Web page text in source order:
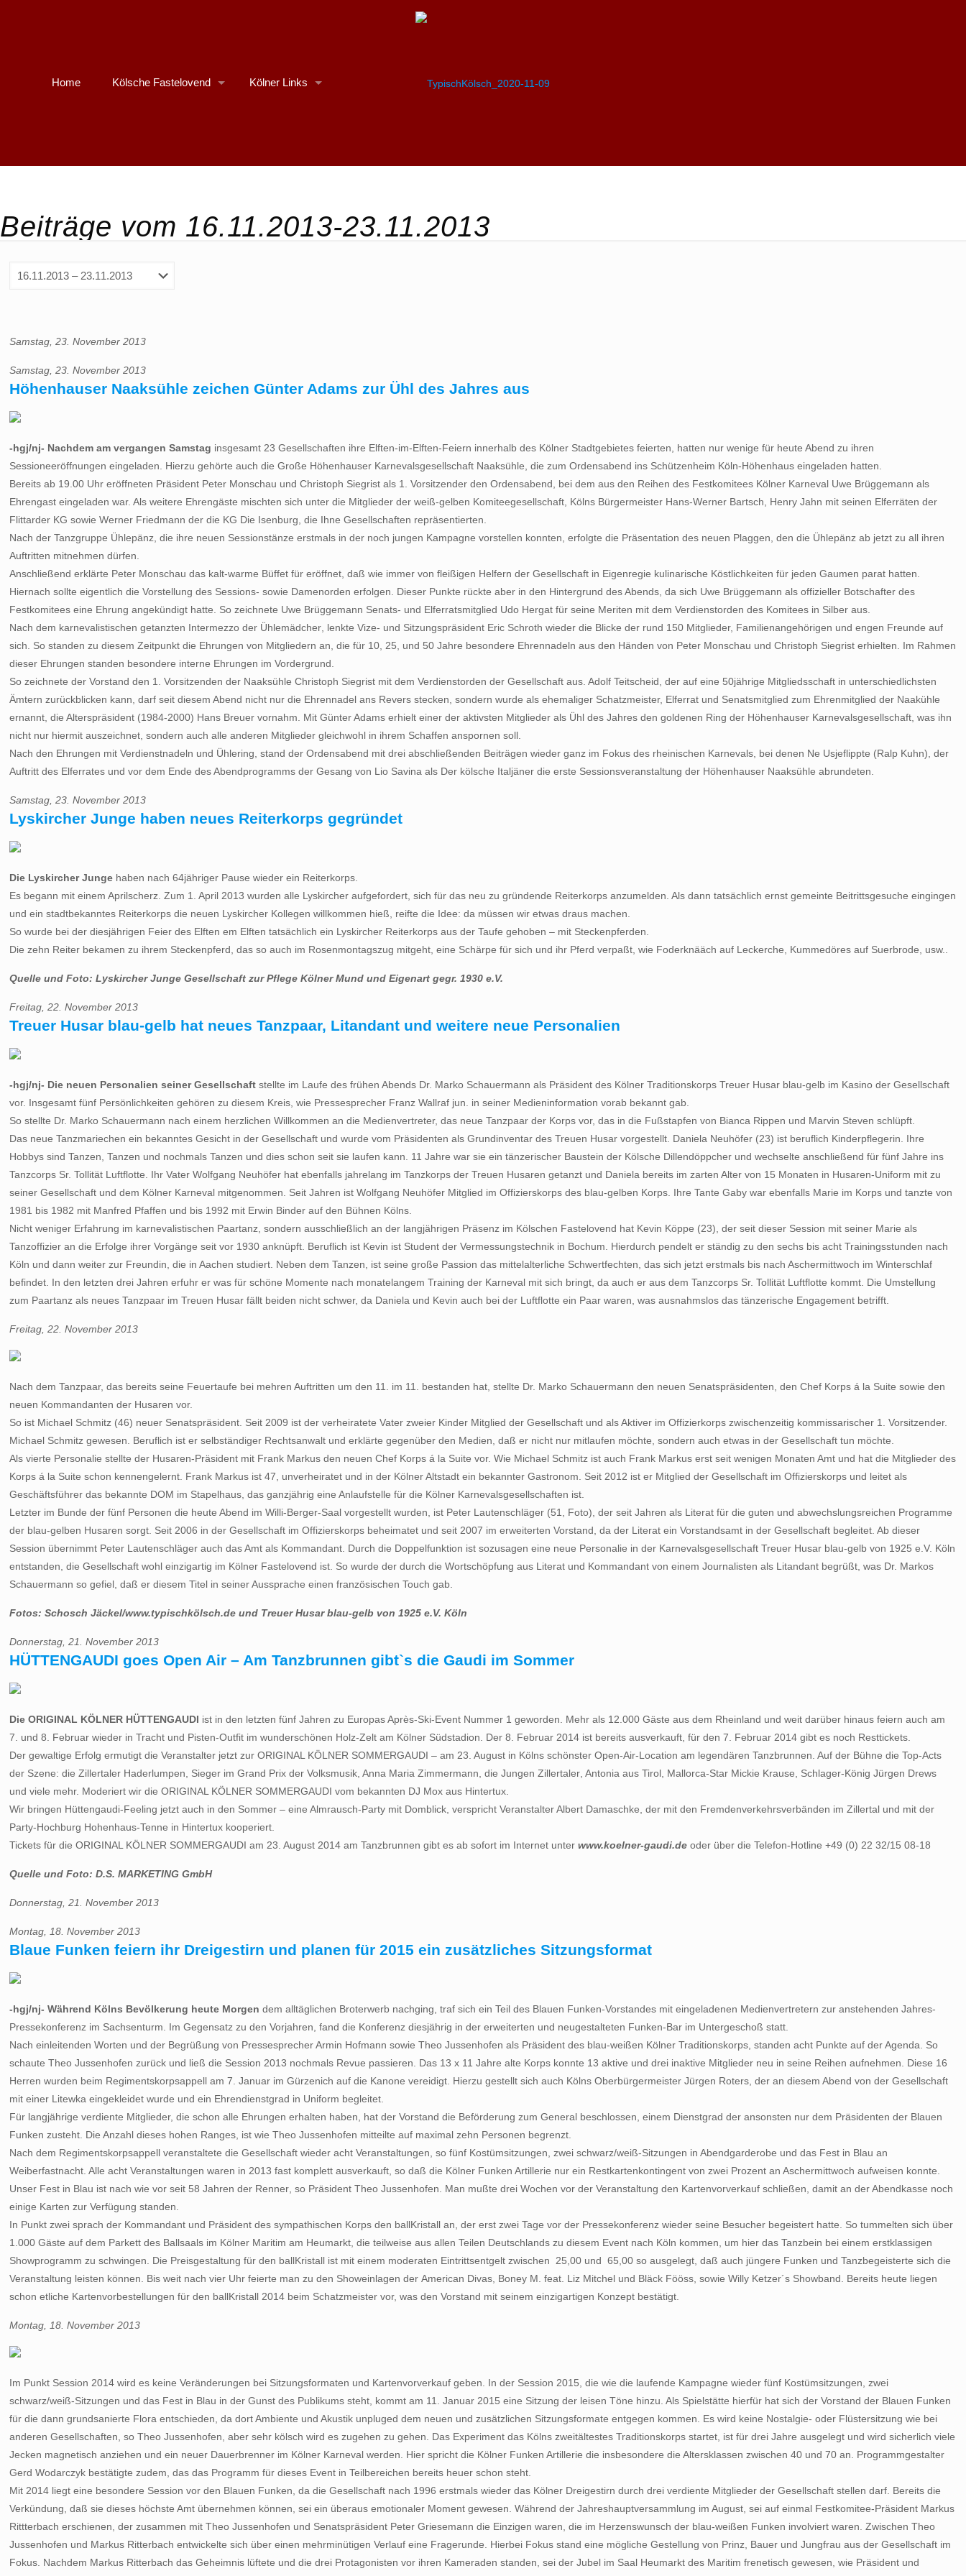
Home Kölsche Fastelovend Kölner Links
Beiträge vom 16.11.2013-23.11.2013
Samstag, 23. November 2013
Samstag, 23. November 2013
Höhenhauser Naaksühle zeichen Günter Adams zur Ühl des Jahres aus
-hgj/nj- Nachdem am vergangen Samstag insgesamt 23 Gesellschaften ihre Elften-im-Elften-Feiern innerhalb des Kölner Stadtgebietes feierten, hatten nur wenige für heute Abend zu ihren
Sessioneeröffnungen eingeladen. Hierzu gehörte auch die Große Höhenhauser Karnevalsgesellschaft Naaksühle, die zum Ordensabend ins Schützenheim Köln-Höhenhaus eingeladen hatten.
Bereits ab 19.00 Uhr eröffneten Präsident Peter Monschau und Christoph Siegrist als 1. Vorsitzender den Ordensabend, bei dem aus den Reihen des Festkomitees Kölner Karneval Uwe Brüggemann als
Ehrengast eingeladen war. Als weitere Ehrengäste mischten sich unter die Mitglieder der weiß-gelben Komiteegesellschaft, Kölns Bürgermeister Hans-Werner Bartsch, Henry Jahn mit seinen Elferräten der
Flittarder KG sowie Werner Friedmann der die KG Die Isenburg, die Ihne Gesellschaften repräsentierten.
Nach der Tanzgruppe Ühlepänz, die ihre neuen Sessionstänze erstmals in der noch jungen Kampagne vorstellen konnten, erfolgte die Präsentation des neuen Plaggen, den die Ühlepänz ab jetzt zu all ihren
Auftritten mitnehmen dürfen.
Anschließend erklärte Peter Monschau das kalt-warme Büffet für eröffnet, daß wie immer von fleißigen Helfern der Gesellschaft in Eigenregie kulinarische Köstlichkeiten für jeden Gaumen parat hatten.
Hiernach sollte eigentlich die Vorstellung des Sessions- sowie Damenorden erfolgen. Dieser Punkte rückte aber in den Hintergrund des Abends, da sich Uwe Brüggemann als offizieller Botschafter des
Festkomitees eine Ehrung angekündigt hatte. So zeichnete Uwe Brüggemann Senats- und Elferratsmitglied Udo Hergat für seine Meriten mit dem Verdienstorden des Komitees in Silber aus.
Nach dem karnevalistischen getanzten Intermezzo der Ühlemädcher, lenkte Vize- und Sitzungspräsident Eric Schroth wieder die Blicke der rund 150 Mitglieder, Familienangehörigen und engen Freunde auf
sich. So standen zu diesem Zeitpunkt die Ehrungen von Mitgliedern an, die für 10, 25, und 50 Jahre besondere Ehrennadeln aus den Händen von Peter Monschau und Christoph Siegrist erhielten. Im Rahmen
dieser Ehrungen standen besondere interne Ehrungen im Vordergrund.
So zeichnete der Vorstand den 1. Vorsitzenden der Naaksühle Christoph Siegrist mit dem Verdienstorden der Gesellschaft aus. Adolf Teitscheid, der auf eine 50jährige Mitgliedsschaft in unterschiedlichsten
Ämtern zurückblicken kann, darf seit diesem Abend nicht nur die Ehrennadel ans Revers stecken, sondern wurde als ehemaliger Schatzmeister, Elferrat und Senatsmitglied zum Ehrenmitglied der Naakühle
ernannt, die Alterspräsident (1984-2000) Hans Breuer vornahm. Mit Günter Adams erhielt einer der aktivsten Mitglieder als Ühl des Jahres den goldenen Ring der Höhenhauser Karnevalsgesellschaft, was ihn
nicht nur hiermit auszeichnet, sondern auch alle anderen Mitglieder gleichwohl in ihrem Schaffen anspornen soll.
Nach den Ehrungen mit Verdienstnadeln und Ühlering, stand der Ordensabend mit drei abschließenden Beiträgen wieder ganz im Fokus des rheinischen Karnevals, bei denen Ne Usjeflippte (Ralp Kuhn), der
Auftritt des Elferrates und vor dem Ende des Abendprogramms der Gesang von Lio Savina als Der kölsche Italjäner die erste Sessionsveranstaltung der Höhenhauser Naaksühle abrundeten.
Samstag, 23. November 2013
Lyskircher Junge haben neues Reiterkorps gegründet
Die Lyskircher Junge haben nach 64jähriger Pause wieder ein Reiterkorps.
Es begann mit einem Aprilscherz. Zum 1. April 2013 wurden alle Lyskircher aufgefordert, sich für das neu zu gründende Reiterkorps anzumelden. Als dann tatsächlich ernst gemeinte Beitrittsgesuche eingingen
und ein stadtbekanntes Reiterkorps die neuen Lyskircher Kollegen willkommen hieß, reifte die Idee: da müssen wir etwas draus machen.
So wurde bei der diesjährigen Feier des Elften em Elften tatsächlich ein Lyskircher Reiterkorps aus der Taufe gehoben – mit Steckenpferden.
Die zehn Reiter bekamen zu ihrem Steckenpferd, das so auch im Rosenmontagszug mitgeht, eine Schärpe für sich und ihr Pferd verpaßt, wie Foderknääch auf Leckerche, Kummedöres auf Suerbrode, usw..
Quelle und Foto: Lyskircher Junge Gesellschaft zur Pflege Kölner Mund und Eigenart gegr. 1930 e.V.
Freitag, 22. November 2013
Treuer Husar blau-gelb hat neues Tanzpaar, Litandant und weitere neue Personalien
-hgj/nj- Die neuen Personalien seiner Gesellschaft stellte im Laufe des frühen Abends Dr. Marko Schauermann als Präsident des Kölner Traditionskorps Treuer Husar blau-gelb im Kasino der Gesellschaft
vor. Insgesamt fünf Persönlichkeiten gehören zu diesem Kreis, wie Pressesprecher Franz Wallraf jun. in seiner Medieninformation vorab bekannt gab.
So stellte Dr. Marko Schauermann nach einem herzlichen Willkommen an die Medienvertreter, das neue Tanzpaar der Korps vor, das in die Fußstapfen von Bianca Rippen und Marvin Steven schlüpft.
Das neue Tanzmariechen ein bekanntes Gesicht in der Gesellschaft und wurde vom Präsidenten als Grundinventar des Treuen Husar vorgestellt. Daniela Neuhöfer (23) ist beruflich Kinderpflegerin. Ihre
Hobbys sind Tanzen, Tanzen und nochmals Tanzen und dies schon seit sie laufen kann. 11 Jahre war sie ein tänzerischer Baustein der Kölsche Dillendöppcher und wechselte anschließend für fünf Jahre ins
Tanzcorps Sr. Tollität Luftflotte. Ihr Vater Wolfgang Neuhöfer hat ebenfalls jahrelang im Tanzkorps der Treuen Husaren getanzt und Daniela bereits im zarten Alter von 15 Monaten in Husaren-Uniform mit zu
seiner Gesellschaft und dem Kölner Karneval mitgenommen. Seit Jahren ist Wolfgang Neuhöfer Mitglied im Offizierskorps des blau-gelben Korps. Ihre Tante Gaby war ebenfalls Marie im Korps und tanzte von
1981 bis 1982 mit Manfred Pfaffen und bis 1992 mit Erwin Binder auf den Bühnen Kölns.
Nicht weniger Erfahrung im karnevalistischen Paartanz, sondern ausschließlich an der langjährigen Präsenz im Kölschen Fastelovend hat Kevin Köppe (23), der seit dieser Session mit seiner Marie als
Tanzoffizier an die Erfolge ihrer Vorgänge seit vor 1930 anknüpft. Beruflich ist Kevin ist Student der Vermessungstechnik in Bochum. Hierdurch pendelt er ständig zu den sechs bis acht Trainingsstunden nach
Köln und dann weiter zur Freundin, die in Aachen studiert. Neben dem Tanzen, ist seine große Passion das mittelalterliche Schwertfechten, das sich jetzt erstmals bis nach Aschermittwoch im Winterschlaf
befindet. In den letzten drei Jahren erfuhr er was für schöne Momente nach monatelangem Training der Karneval mit sich bringt, da auch er aus dem Tanzcorps Sr. Tollität Luftflotte kommt. Die Umstellung
zum Paartanz als neues Tanzpaar im Treuen Husar fällt beiden nicht schwer, da Daniela und Kevin auch bei der Luftflotte ein Paar waren, was ausnahmslos das tänzerische Engagement betrifft.
Freitag, 22. November 2013
Nach dem Tanzpaar, das bereits seine Feuertaufe bei mehren Auftritten um den 11. im 11. bestanden hat, stellte Dr. Marko Schauermann den neuen Senatspräsidenten, den Chef Korps á la Suite sowie den
neuen Kommandanten der Husaren vor.
So ist Michael Schmitz (46) neuer Senatspräsident. Seit 2009 ist der verheiratete Vater zweier Kinder Mitglied der Gesellschaft und als Aktiver im Offizierkorps zwischenzeitig kommissarischer 1. Vorsitzender.
Michael Schmitz gewesen. Beruflich ist er selbständiger Rechtsanwalt und erklärte gegenüber den Medien, daß er nicht nur mitlaufen möchte, sondern auch etwas in der Gesellschaft tun möchte.
Als vierte Personalie stellte der Husaren-Präsident mit Frank Markus den neuen Chef Korps á la Suite vor. Wie Michael Schmitz ist auch Frank Markus erst seit wenigen Monaten Amt und hat die Mitglieder des
Korps á la Suite schon kennengelernt. Frank Markus ist 47, unverheiratet und in der Kölner Altstadt ein bekannter Gastronom. Seit 2012 ist er Mitglied der Gesellschaft im Offizierskorps und leitet als
Geschäftsführer das bekannte DOM im Stapelhaus, das ganzjährig eine Anlaufstelle für die Kölner Karnevalsgesellschaften ist.
Letzter im Bunde der fünf Personen die heute Abend im Willi-Berger-Saal vorgestellt wurden, ist Peter Lautenschläger (51, Foto), der seit Jahren als Literat für die guten und abwechslungsreichen Programme
der blau-gelben Husaren sorgt. Seit 2006 in der Gesellschaft im Offizierskorps beheimatet und seit 2007 im erweiterten Vorstand, da der Literat ein Vorstandsamt in der Gesellschaft begleitet. Ab dieser
Session übernimmt Peter Lautenschläger auch das Amt als Kommandant. Durch die Doppelfunktion ist sozusagen eine neue Personalie in der Karnevalsgesellschaft Treuer Husar blau-gelb von 1925 e.V. Köln
entstanden, die Gesellschaft wohl einzigartig im Kölner Fastelovend ist. So wurde der durch die Wortschöpfung aus Literat und Kommandant von einem Journalisten als Litandant begrüßt, was Dr. Markos
Schauermann so gefiel, daß er diesem Titel in seiner Aussprache einen französischen Touch gab.
Fotos: Schosch Jäckel/www.typischkölsch.de und Treuer Husar blau-gelb von 1925 e.V. Köln
Donnerstag, 21. November 2013
HÜTTENGAUDI goes Open Air – Am Tanzbrunnen gibt`s die Gaudi im Sommer
Die ORIGINAL KÖLNER HÜTTENGAUDI ist in den letzten fünf Jahren zu Europas Après-Ski-Event Nummer 1 geworden. Mehr als 12.000 Gäste aus dem Rheinland und weit darüber hinaus feiern auch am
7. und 8. Februar wieder in Tracht und Pisten-Outfit im wunderschönen Holz-Zelt am Kölner Südstadion. Der 8. Februar 2014 ist bereits ausverkauft, für den 7. Februar 2014 gibt es noch Resttickets.
Der gewaltige Erfolg ermutigt die Veranstalter jetzt zur ORIGINAL KÖLNER SOMMERGAUDI – am 23. August in Kölns schönster Open-Air-Location am legendären Tanzbrunnen. Auf der Bühne die Top-Acts
der Szene: die Zillertaler Haderlumpen, Sieger im Grand Prix der Volksmusik, Anna Maria Zimmermann, die Jungen Zillertaler, Antonia aus Tirol, Mallorca-Star Mickie Krause, Schlager-König Jürgen Drews
und viele mehr. Moderiert wir die ORIGINAL KÖLNER SOMMERGAUDI vom bekannten DJ Mox aus Hintertux.
Wir bringen Hüttengaudi-Feeling jetzt auch in den Sommer – eine Almrausch-Party mit Domblick, verspricht Veranstalter Albert Damaschke, der mit den Fremdenverkehrsverbänden im Zillertal und mit der
Party-Hochburg Hohenhaus-Tenne in Hintertux kooperiert.
Tickets für die ORIGINAL KÖLNER SOMMERGAUDI am 23. August 2014 am Tanzbrunnen gibt es ab sofort im Internet unterwww.koelner-gaudi.de oder über die Telefon-Hotline +49 (0) 22 32/15 08-18
Quelle und Foto: D.S. MARKETING GmbH
Donnerstag, 21. November 2013
Montag, 18. November 2013
Blaue Funken feiern ihr Dreigestirn und planen für 2015 ein zusätzliches Sitzungsformat
-hgj/nj- Während Kölns Bevölkerung heute Morgen dem alltäglichen Broterwerb nachging, traf sich ein Teil des Blauen Funken-Vorstandes mit eingeladenen Medienvertretern zur anstehenden Jahres-
Pressekonferenz im Sachsenturm. Im Gegensatz zu den Vorjahren, fand die Konferenz diesjährig in der erweiterten und neugestalteten Funken-Bar im Untergeschoß statt.
Nach einleitenden Worten und der Begrüßung von Pressesprecher Armin Hofmann sowie Theo Jussenhofen als Präsident des blau-weißen Kölner Traditionskorps, standen acht Punkte auf der Agenda. So
schaute Theo Jussenhofen zurück und ließ die Session 2013 nochmals Revue passieren. Das 13 x 11 Jahre alte Korps konnte 13 aktive und drei inaktive Mitglieder neu in seine Reihen aufnehmen. Diese 16
Herren wurden beim Regimentskorpsappell am 7. Januar im Gürzenich auf die Kanone vereidigt. Hierzu gestellt sich auch Kölns Oberbürgermeister Jürgen Roters, der an diesem Abend von der Gesellschaft
mit einer Litewka eingekleidet wurde und ein Ehrendienstgrad in Uniform begleitet.
Für langjährige verdiente Mitglieder, die schon alle Ehrungen erhalten haben, hat der Vorstand die Beförderung zum General beschlossen, einem Dienstgrad der ansonsten nur dem Präsidenten der Blauen
Funken zusteht. Die Anzahl dieses hohen Ranges, ist wie Theo Jussenhofen mitteilte auf maximal zehn Personen begrenzt.
Nach dem Regimentskorpsappell veranstaltete die Gesellschaft wieder acht Veranstaltungen, so fünf Kostümsitzungen, zwei schwarz/weiß-Sitzungen in Abendgarderobe und das Fest in Blau an
Weiberfastnacht. Alle acht Veranstaltungen waren in 2013 fast komplett ausverkauft, so daß die Kölner Funken Artillerie nur ein Restkartenkontingent von zwei Prozent an Aschermittwoch aufweisen konnte.
Unser Fest in Blau ist nach wie vor seit 58 Jahren der Renner, so Präsident Theo Jussenhofen. Man mußte drei Wochen vor der Veranstaltung den Kartenvorverkauf schließen, damit an der Abendkasse noch
einige Karten zur Verfügung standen.
In Punkt zwei sprach der Kommandant und Präsident des sympathischen Korps den ballKristall an, der erst zwei Tage vor der Pressekonferenz wieder seine Besucher begeistert hatte. So tummelten sich über
1.000 Gäste auf dem Parkett des Ballsaals im Kölner Maritim am Heumarkt, die teilweise aus allen Teilen Deutschlands zu diesem Event nach Köln kommen, um hier das Tanzbein bei einem erstklassigen
Showprogramm zu schwingen. Die Preisgestaltung für den ballKristall ist mit einem moderaten Eintrittsentgelt zwischen  25,00 und  65,00 so ausgelegt, daß auch jüngere Funken und Tanzbegeisterte sich die
Veranstaltung leisten können. Bis weit nach vier Uhr feierte man zu den Showeinlagen der American Divas, Boney M. feat. Liz Mitchel und Bläck Fööss, sowie Willy Ketzer´s Showband. Bereits heute liegen
schon etliche Kartenvorbestellungen für den ballKristall 2014 beim Schatzmeister vor, was den Vorstand mit seinem einzigartigen Konzept bestätigt.
Montag, 18. November 2013
Im Punkt Session 2014 wird es keine Veränderungen bei Sitzungsformaten und Kartenvorverkauf geben. In der Session 2015, die wie die laufende Kampagne wieder fünf Kostümsitzungen, zwei
schwarz/weiß-Sitzungen und das Fest in Blau in der Gunst des Publikums steht, kommt am 11. Januar 2015 eine Sitzung der leisen Töne hinzu. Als Spielstätte hierfür hat sich der Vorstand der Blauen Funken
für die dann grundsanierte Flora entschieden, da dort Ambiente und Akustik unpluged dem neuen und zusätzlichen Sitzungsformate entgegen kommen. Es wird keine Nostalgie- oder Flüstersitzung wie bei
anderen Gesellschaften, so Theo Jussenhofen, aber sehr kölsch wird es zugehen zu gehen. Das Experiment das Kölns zweitältestes Traditionskorps startet, ist für drei Jahre ausgelegt und wird sicherlich viele
Jecken magnetisch anziehen und ein neuer Dauerbrenner im Kölner Karneval werden. Hier spricht die Kölner Funken Artillerie die insbesondere die Altersklassen zwischen 40 und 70 an. Programmgestalter
Gerd Wodarczyk bestätigte zudem, das das Programm für dieses Event in Teilbereichen bereits heuer schon steht.
Mit 2014 liegt eine besondere Session vor den Blauen Funken, da die Gesellschaft nach 1996 erstmals wieder das Kölner Dreigestirn durch drei verdiente Mitglieder der Gesellschaft stellen darf. Bereits die
Verkündung, daß sie dieses höchste Amt übernehmen können, sei ein überaus emotionaler Moment gewesen. Während der Jahreshauptversammlung im August, sei auf einmal Festkomitee-Präsident Markus
Rittterbach erschienen, der zusammen mit Theo Jussenhofen und Senatspräsident Peter Griesemann die Einzigen waren, die im Herzenswunsch der blau-weißen Funken involviert waren. Zwischen Theo
Jussenhofen und Markus Ritterbach entwickelte sich über einen mehrminütigen Verlauf eine Fragerunde. Hierbei Fokus stand eine mögliche Gestellung von Prinz, Bauer und Jungfrau aus der Gesellschaft im
Fokus. Nachdem Markus Ritterbach das Geheimnis lüftete und die drei Protagonisten vor ihren Kameraden standen, sei der Jubel im Saal Heumarkt des Maritim frenetisch gewesen, wie Präsident und